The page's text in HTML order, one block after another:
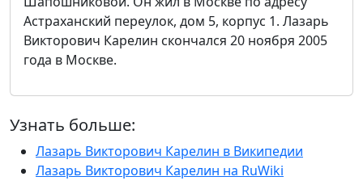
Астраханский переулок, дом 5, корпус 1. Лазарь
Викторович Карелин скончался 20 ноября 2005
года в Москве.
Узнать больше:
Лазарь Викторович Карелин в Википедии
Лазарь Викторович Карелин на RuWiki